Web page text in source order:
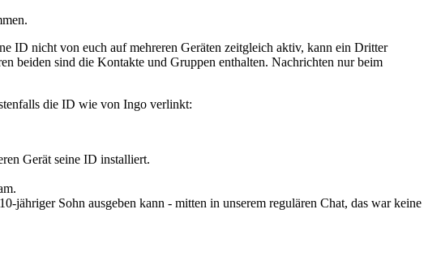
ID nicht von euch auf mehreren Geräten zeitgleich aktiv, kann ein Dritter
beiden sind die Kontakte und Gruppen enthalten. Nachrichten nur beim
die ID wie von Ingo verlinkt:
Gerät seine ID installiert.
Sohn ausgeben kann - mitten in unserem regulären Chat, das war keine